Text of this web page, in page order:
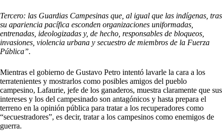
Tercero: las Guardias Campesinas que, al igual que las indígenas, tras
su apariencia pacífica esconden organizaciones uniformadas,
entrenadas, ideologizadas y, de hecho, responsables de bloqueos,
invasiones, violencia urbana y secuestro de miembros de la Fuerza
Pública”.
Mientras el gobierno de Gustavo Petro intentó lavarle la cara a los
terratenientes y mostrarlos como posibles amigos del pueblo
campesino, Lafaurie, jefe de los ganaderos, muestra claramente que sus
intereses y los del campesinado son antagónicos y hasta prepara el
terreno en la opinión pública para tratar a los recuperadores como
“secuestradores”, es decir, tratar a los campesinos como enemigos de
guerra.